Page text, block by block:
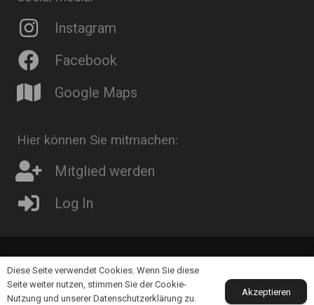
Instagram
Facebook
Google Maps
Hier können Sie mitmachen:
Mitglied werden
Log In
© 2021 TC Dorfen
Diese Seite verwendet Cookies. Wenn Sie diese
Seite weiter nutzen, stimmen Sie der Cookie-
Nutzung und unserer Datenschutzerklärung zu.
Akzeptieren